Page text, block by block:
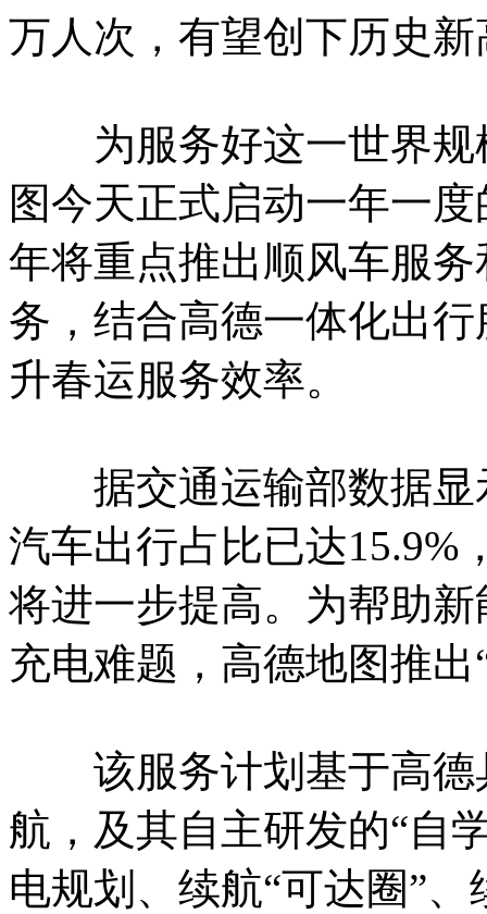
万人次，有望创下历史新
为服务好这一世界规
图今天正式启动一年一
年将重点推出顺风车服
务，结合高德一体化出
升春运服务效率。
据交通运输部数据显
汽车出行占比已达15.9%
将进一步提高。为帮助
充电难题，高德地图推
该服务计划基于高德
航，及其自主研发的“自
电规划、续航“可达圈”